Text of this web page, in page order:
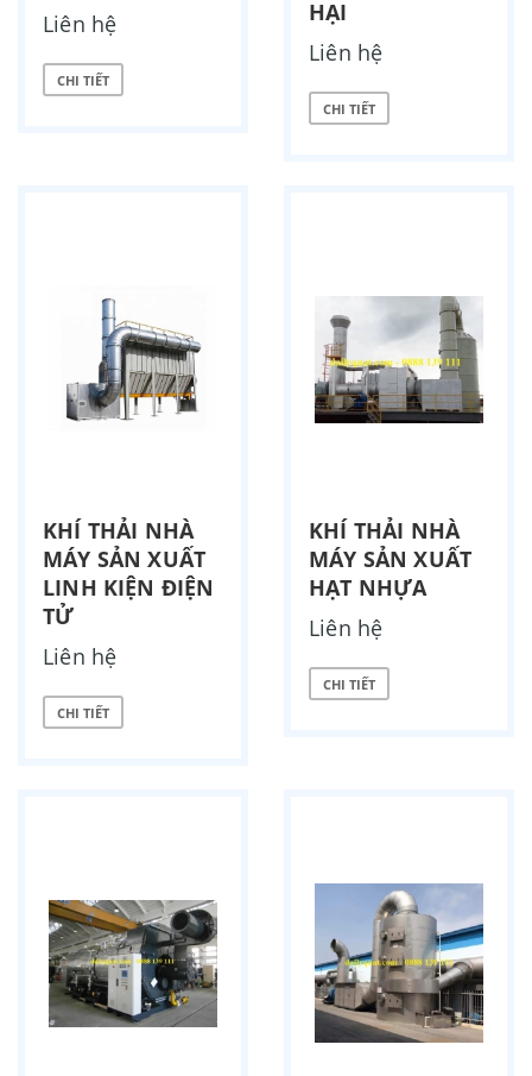
Liên hệ
CHI TIẾT
HẠI
Liên hệ
CHI TIẾT
KHÍ THẢI NHÀ
MÁY SẢN XUẤT
LINH KIỆN ĐIỆN
TỬ
Liên hệ
CHI TIẾT
KHÍ THẢI NHÀ
MÁY SẢN XUẤT
HẠT NHỰA
Liên hệ
CHI TIẾT